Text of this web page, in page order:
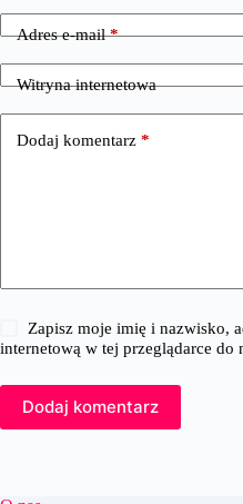
Adres e-mail*
Witryna internetowa
Dodaj komentarz *
Zapisz moje imię i nazwisko,
internetową w tej przeglądarce do
Dodaj komentarz